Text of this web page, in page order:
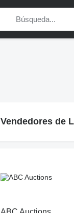
Vendedores de